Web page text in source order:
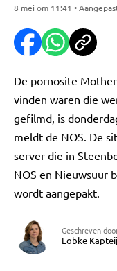
8 mei om 11:41 •
De pornosite
vinden waren die
gefilmd, is
meldt de NOS. De
server die in
NOS en Nieuwsuur
wordt aangepakt.
Geschreven
Lobke